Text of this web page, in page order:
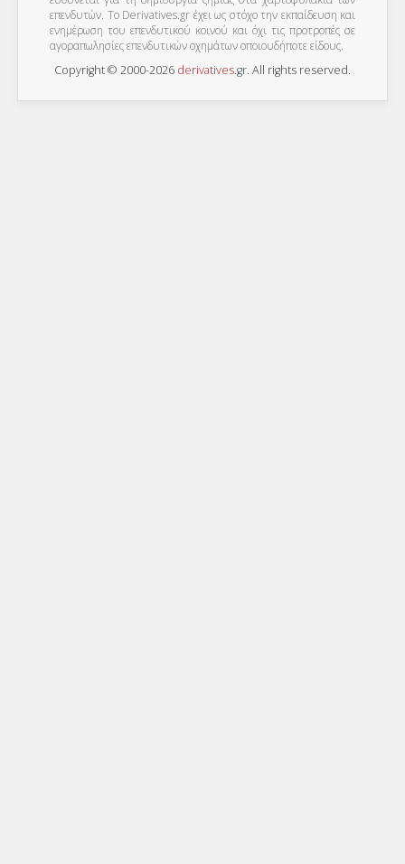
επενδυτών. To Derivatives.gr έχει ως στόχο την εκπαίδευση και
ενημέρωση του επενδυτικού κοινού και όχι τις προτροπές σε
αγοραπωλησίες επενδυτικών οχημάτων οποιουδήποτε είδους.
Copyright © 2000-2026 derivatives.gr. All rights reserved.